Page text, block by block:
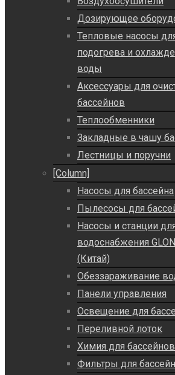
Дозирующее
Тепловые насосы
подогрева и
воды
Аксессуары для
бассейнов
Теплообменники
Закладные в чашу
Лестницы и поручни
[Column]
Насосы для бассейна
Пылесосы для
Насосы и станции
водоснабжения
(Китай)
Обеззараживание
Панели управления
Освещение для
Переливной лоток
Химия для бассейнов
Фильтры для